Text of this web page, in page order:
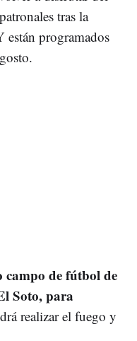
tras la
están programados
de fútbol de
Soto, para
realizar el fuego y